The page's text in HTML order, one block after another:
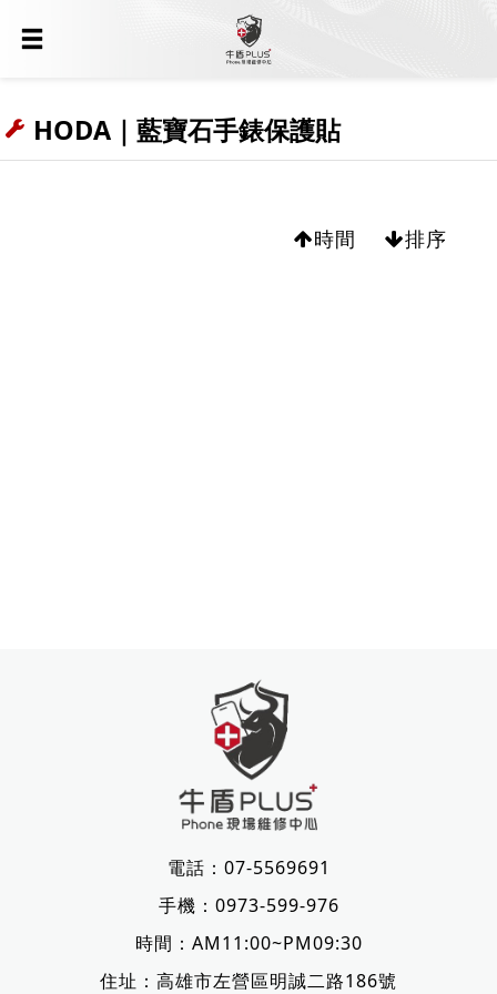
HODA｜藍寶石手錶保護貼
時間 排序
電話： 07-5569691
手機： 0973-599-976
時間：AM11:00~PM09:30
住址： 高雄市左營區明誠二路186號